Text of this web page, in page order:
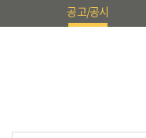
공고/공시